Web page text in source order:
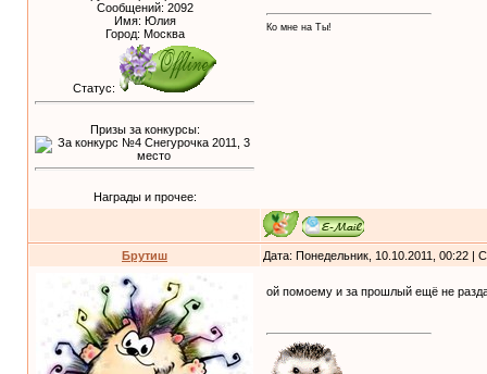
Сообщений: 2092
Имя: Юлия
Город: Москва
Статус:
Призы за конкурсы:
Награды и прочее:
Ко мне на Ты!
Брутиш Дата: Понедельник, 10.10.2011, 00:22 |
ой помоему и за прошлый ещё не